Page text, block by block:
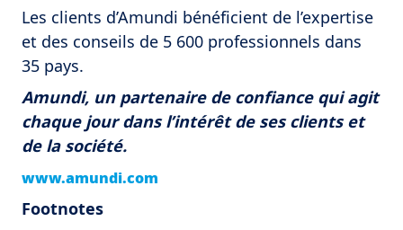
Les clients d’Amundi bénéficient de l’expertise
et des conseils de 5 600 professionnels dans
35 pays.
Amundi, un partenaire de confiance qui agit
chaque jour dans l’intérêt de ses clients et
de la société.
www.amundi.com
Footnotes